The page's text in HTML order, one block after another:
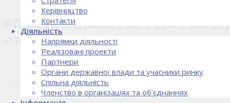
Керівництво
Контакти
Діяльність
Напрямки діяльності
Реалізовані проекти
Партнери
Органи державної влади та учасники ринку
Спільна діяльність
Членство в організаціях та об’єднаннях
НОВИНИ
РПЗ ЗІ ЗМІНАМИ № 1 ДО РПЗ
26 Вересня, 2024
РПЗ зі змінами № 1 до РПЗ від 14.11.2023